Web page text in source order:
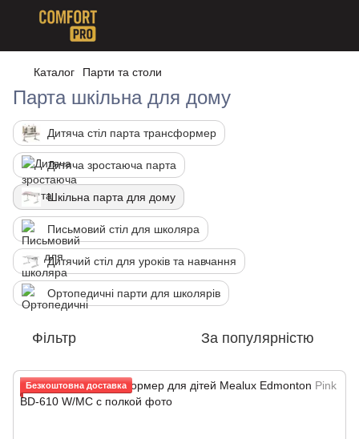
Каталог Парти та столи
Парта шкільна для дому
Дитяча стіл парта трансформер
Дитяча зростаюча парта
Шкільна парта для дому
Письмовий стіл для школяра
Дитячий стіл для уроків та навчання
Ортопедичні парти для школярів
Фільтр За популярністю
Безкоштовна доставка